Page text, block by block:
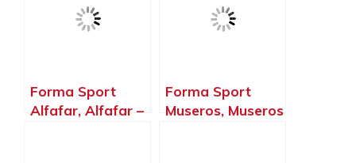
Forma Sport
Alfafar, Alfafar –
Forma Sport
Museros, Museros